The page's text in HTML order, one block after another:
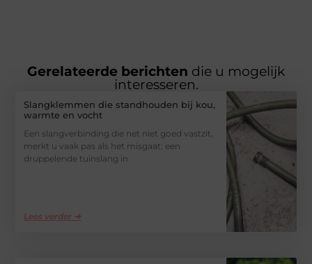
Gerelateerde berichten die u mogelijk
interesseren.
Slangklemmen die standhouden bij kou,
warmte en vocht
Een slangverbinding die net niet goed vastzit,
merkt u vaak pas als het misgaat: een
druppelende tuinslang in
Lees verder ➜